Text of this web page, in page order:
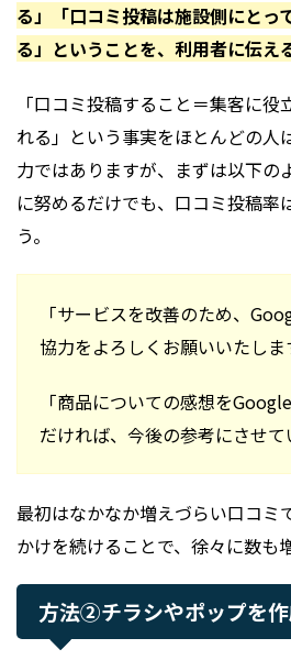
る」「口コミ投稿は施設側にとっ
る」ということを、利用者に伝え
「口コミ投稿すること＝集客に役
れる」という事実をほとんどの人
力ではありますが、まずは以下の
に努めるだけでも、口コミ投稿率
う。
「サービスを改善のため、
協力をよろしくお願いいたしま
「商品についての感想を
だければ、今後の参考にさせて
最初はなかなか増えづらい口コミ
かけを続けることで、徐々に数も
方法②チラシやポップを